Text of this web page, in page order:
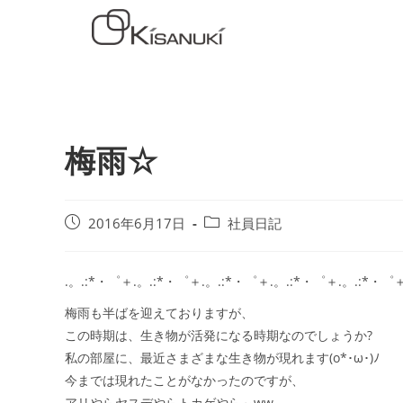
梅雨☆
2016年6月17日 社員日記
.。.:*・゜＋.。.:*・゜＋.。.:*・゜＋.。.:*・゜＋.。.:*・゜
梅雨も半ばを迎えておりますが、
この時期は、生き物が活発になる時期なのでしょうか?
私の部屋に、最近さまざまな生き物が現れます(o*･ω･)ﾉ
今までは現れたことがなかったのですが、